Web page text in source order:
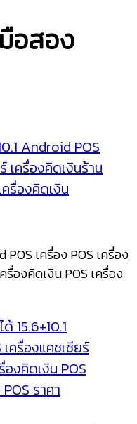
อสอง
POS เครื่อง POS เครื่อง
รื่องคิดเงิน POS เครื่อง